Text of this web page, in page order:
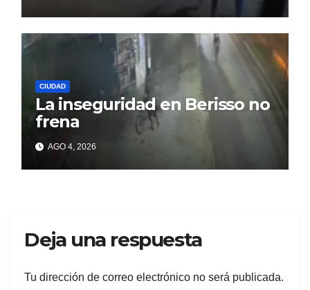
CIUDAD
La inseguridad en Berisso no
frena
AGO 4, 2026
Deja una respuesta
Tu dirección de correo electrónico no será publicada.